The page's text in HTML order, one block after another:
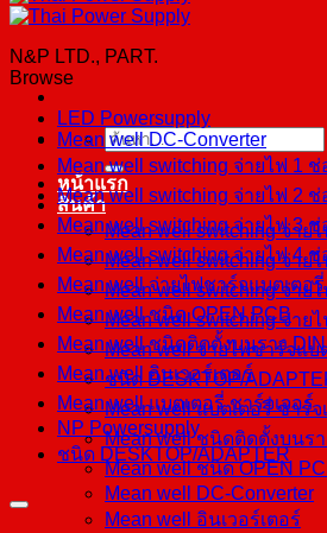
N&P LTD., PART.
ค้นหา:
หน้าแรก
สินค้า
Mean well switching จ่าย
Mean well switching จ่าย
Mean well switching จ่าย
Mean well switching จ่าย
Mean well จ่ายไฟชาร์จแบ
ชนิด DESKTOP/
Mean well แบตเตอรี่ ชาร์จ
Mean well ชนิดติดตั้งบนรา
Mean well ชนิด OPEN
Mean well DC-Converter
Mean well อินเวอร์เตอร์
Browse
LED Powersupply
Mean well DC-Converter
Mean well switching จ่ายไฟ 1 ช่
Mean well switching จ่ายไฟ 2 ช่
Mean well switching จ่ายไฟ 3 ช่
Mean well switching จ่ายไฟ 4 ช่
Mean well จ่ายไฟชาร์จแบตเตอ
Mean well ชนิด OPEN PCB
Mean well ชนิดติดตั้งบนราง DIN
Mean well อินเวอร์เตอร์
Mean well แบตเตอรี่ ชาร์จเจอร์
NP Powersupply
ชนิด DESKTOP/ADAPTER